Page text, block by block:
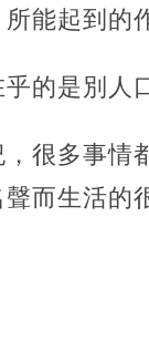
能起到的
的是別人
很多事情
而生活的